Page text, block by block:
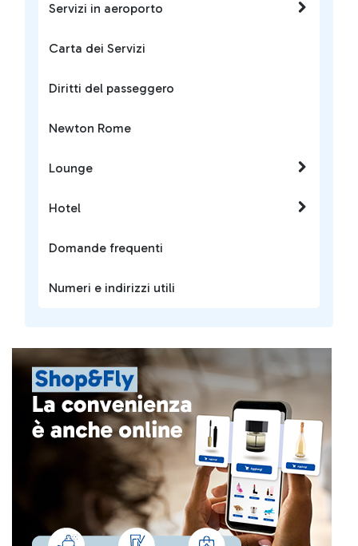
Servizi in aeroporto
Carta dei Servizi
Diritti del passeggero
Newton Rome
Lounge
Hotel
Domande frequenti
Numeri e indirizzi utili